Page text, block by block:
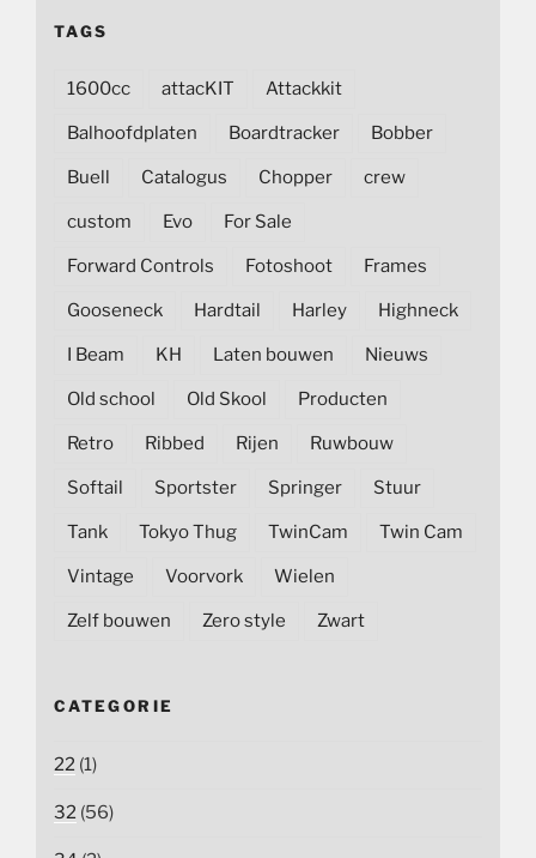
TAGS
1600cc attacKIT Attackkit
Balhoofdplaten Boardtracker Bobber
Buell Catalogus Chopper crew
custom Evo For Sale
Forward Controls Fotoshoot Frames
Gooseneck Hardtail Harley Highneck
I Beam KH Laten bouwen Nieuws
Old school Old Skool Producten
Retro Ribbed Rijen Ruwbouw
Softail Sportster Springer Stuur
Tank Tokyo Thug TwinCam Twin Cam
Vintage Voorvork Wielen
Zelf bouwen Zero style Zwart
CATEGORIE
22 (1)
32 (56)